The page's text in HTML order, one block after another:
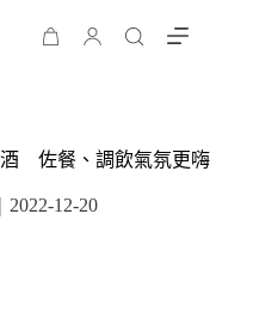
酒 佐餐、調飲氣氛更嗨
2022-12-20